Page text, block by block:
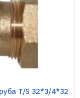
T/S 32*3/4*32